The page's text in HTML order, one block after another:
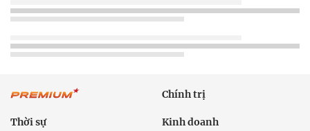
Chính trị
Thời sự Kinh doanh